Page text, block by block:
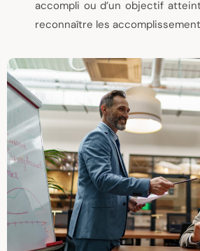
accompli ou d’un objectif
reconnaître les